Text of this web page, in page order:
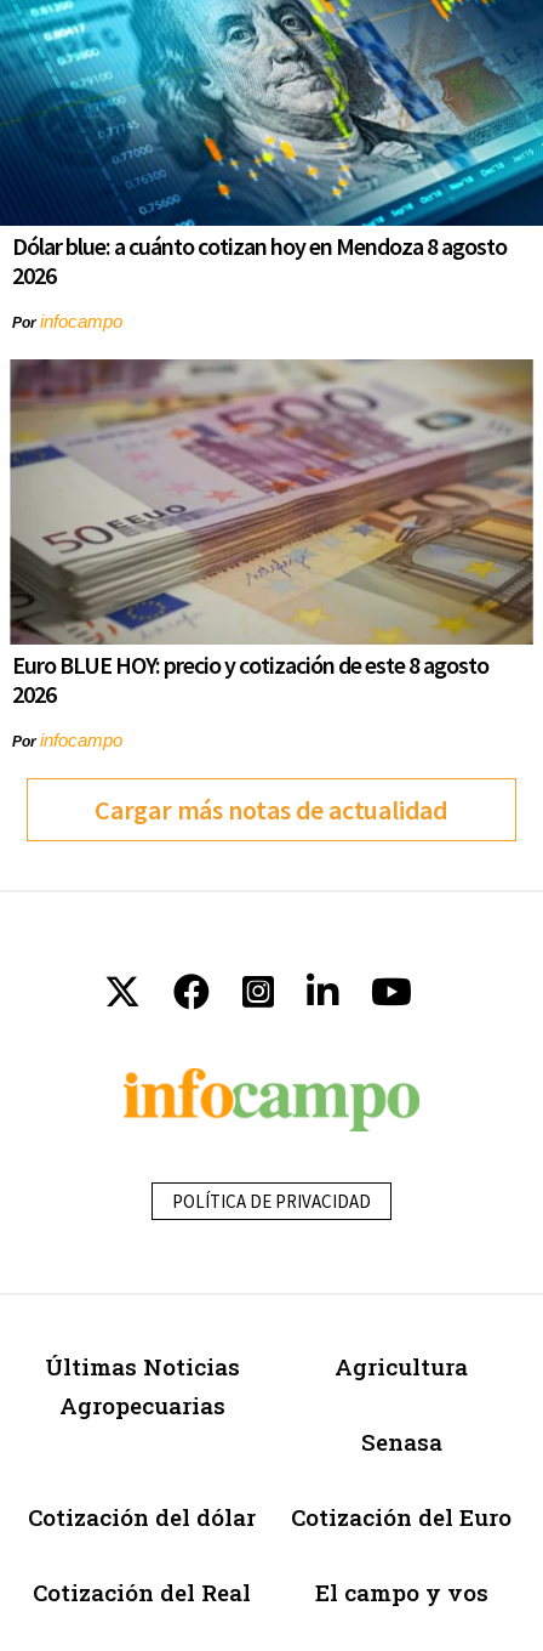
Dólar blue: a cuánto cotizan hoy en Mendoza 8 agosto
2026
Porinfocampo
Euro BLUE HOY: precio y cotización de este 8 agosto
2026
Porinfocampo
Cargar más notas de actualidad
POLÍTICA DE PRIVACIDAD
Últimas Noticias
Agropecuarias
Agricultura
Senasa
Cotización del dólar Cotización del Euro
Cotización del Real El campo y vos